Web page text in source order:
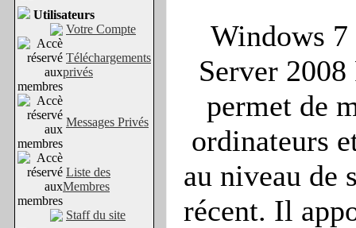
Utilisateurs
Votre Compte
Téléchargements
privés
Messages Privés
Liste des
Membres
Staff du site
Windows
Server
permet de
ordinateurs
au niveau de
récent. Il